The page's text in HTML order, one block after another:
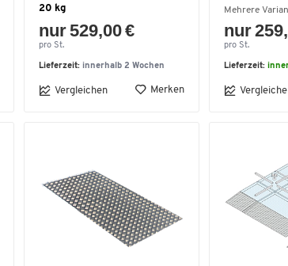
20 kg
nur 529,00 €
pro St.
Lieferzeit: innerhalb 2 Wochen
Vergleichen Merken
Mehrere
nur
pro St.
Lieferzeit: